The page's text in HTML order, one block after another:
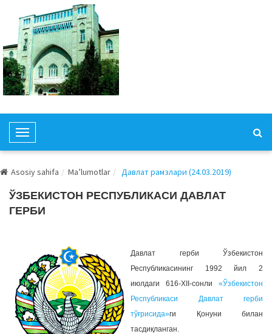
T
o
g
l
e
g
a
t
i
Asosiy sahifa Ma’lumotlar Давлат рамзлари (24.03.2019)
ЎЗБЕКИСТОН РЕСПУБЛИКАСИ ДАВЛАТ
ГЕРБИ
Давлат герби Ўзбекистон
Республикасининг 1992 йил 2
июлдаги 616-XII-сонли «Ўзбекистон
Республикаси Давлат герби
тўғрисида»ги Қонуни билан
тасдиқланган.